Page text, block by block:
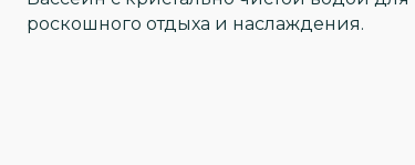
роскошного отдыха и наслаждения.